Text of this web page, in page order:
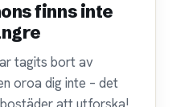
finns inte
tagits bort av
oroa dig inte – det
att utforska!